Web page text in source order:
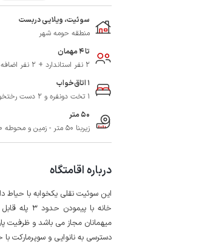
سوئیت، ویلایی دربست
منطقه حومه شهر
تا 4 مهمان
2 نفر استاندارد + 2 نفر اضافه
1 اتاق‌خواب
1 تخت دونفره و 2 دست رختخواب
50 متر
زیربنا 50 متر - زمین و محوطه 150 متر
درباره اقامتگاه
این سوئیت نقلی یکخوابه با حیاط
خانه با
میهمانان مجاز می باشد و ظرفیت
دسترسی به نانوایی و سوپرمارکت با حدود 500 متر فاصله از اقامتگاه